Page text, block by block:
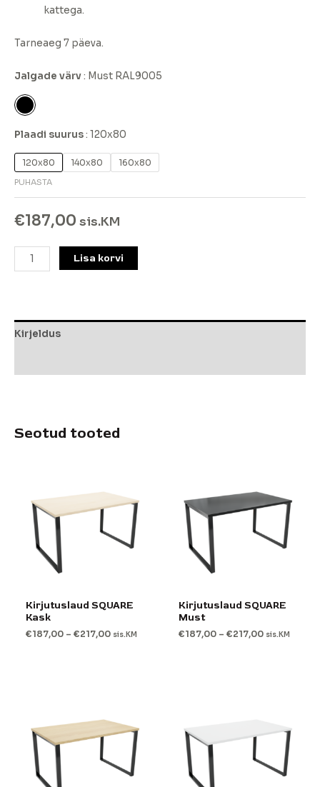
kattega.
Tarneaeg 7 päeva.
Jalgade värv Must RAL9005
Plaadi suurus 120x80
120x80 140x80 160x80
PUHASTA
€187,00 sis.KM
Lisa korvi
Kirjeldus
Seotud tooted
Kirjutuslaud SQUARE
Kask
€187,00 –€217,00 sis.KM
Kirjutuslaud SQUARE
Must
€187,00 –€217,00 sis.KM